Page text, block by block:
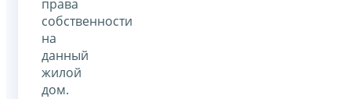
права
собственности
на
данный
жилой
дом.